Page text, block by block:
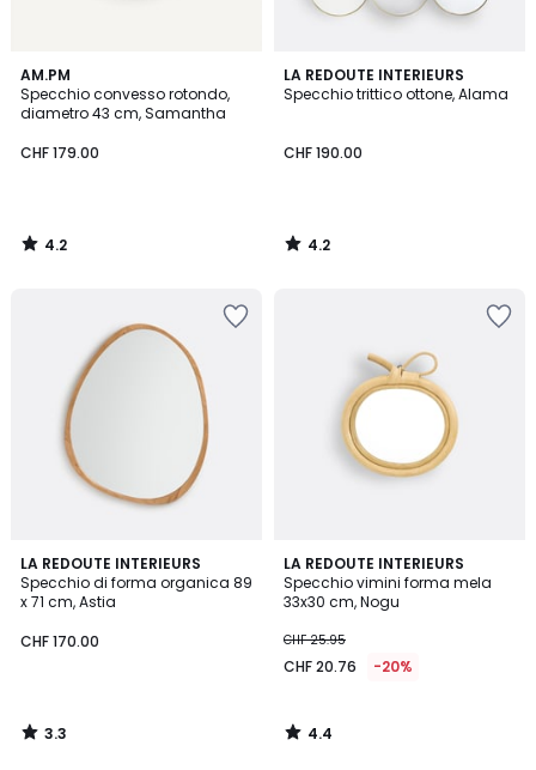
AM.PM
Specchio convesso rotondo,
diametro 43 cm, Samantha
CHF 179.00
4.2
/ 5
4.2
/
LA REDOUTE INTERIEURS
Specchio trittico ottone, Alama
CHF 190.00
4.2
/ 5
4.2
/
LA REDOUTE INTERIEURS
Specchio di forma organica 89
x 71 cm, Astia
CHF 170.00
3.3
/ 5
3.3
/
LA REDOUTE INTERIEURS
Specchio vimini forma mela
33x30 cm, Nogu
CHF 25.95
CHF 20.76 -20%
4.4
/ 5
4.4
/